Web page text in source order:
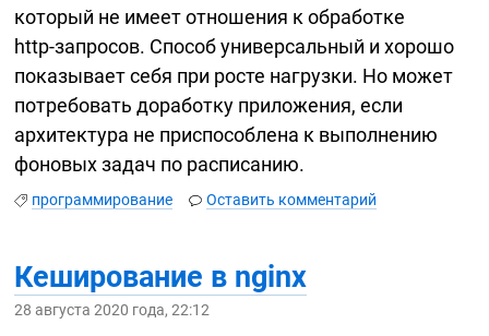
который не имеет отношения к обработке
http-запросов. Способ универсальный и хорошо
показывает себя при росте нагрузки. Но может
потребовать доработку приложения, если
архитектура не приспособлена к выполнению
фоновых задач по расписанию.
программирование Оставить комментарий
Кеширование в nginx
28 августа 2020 года, 22:12